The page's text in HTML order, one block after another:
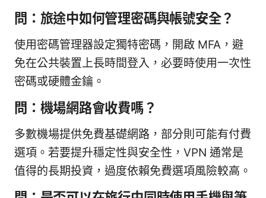
問：旅途中如何管理密碼與帳號安全？
使用密碼管理器設定獨特密碼，開啟 MFA，避
免在公共裝置上長時間登入，必要時使用一次性
密碼或硬體金鑰。
問：機場網路會收費嗎？
多數機場提供免費基礎網路，部分則可能有付費
選項。若要提升穩定性與安全性，VPN 通常是
值得的長期投資，過度依賴免費選項風險較高。